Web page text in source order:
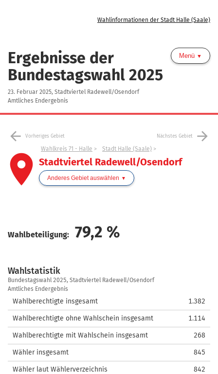
Wahlinformationen der Stadt Halle (Saale)
Ergebnisse der
Bundestagswahl 2025
23. Februar 2025, Stadtviertel Radewell/Osendorf
Amtliches Endergebnis
Menü
arrow_back Vorheriges Gebiet Nächstes Gebiet arrow_forward
place
Wahlkreis 71 - Halle Stadt Halle (Saale)
Stadtviertel Radewell/Osendorf
Anderes Gebiet auswählen
Wahlbeteiligung: 79,2 %
Wahlstatistik
Wahlstatistik
Bundestagswahl 2025, Stadtviertel Radewell/Osendorf
Amtliches Endergebnis
Wahlberechtigte insgesamt 1.382
Wahlberechtigte ohne Wahlschein insgesamt 1.114
Wahlberechtigte mit Wahlschein insgesamt 268
Wähler insgesamt 845
Wähler laut Wählerverzeichnis 842